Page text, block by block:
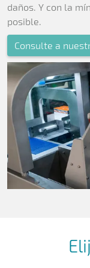
daños. Y con la
posible.
Consulte a